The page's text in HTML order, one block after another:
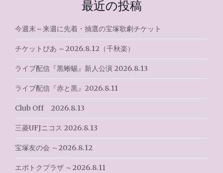
ョ
ン
最近の投稿
今週末～来週に先着・抽選の宝塚歌劇チケット
チケットぴあ ～2026.8.12（千秋楽）
ライブ配信『黒蜥蜴』新人公演 2026.8.13
ライブ配信『赤と黒』2026.8.11
Club Off 2026.8.13
三菱UFJニコス 2026.8.13
宝塚友の会 ～2026.8.12
エポトクプラザ ～2026.8.11